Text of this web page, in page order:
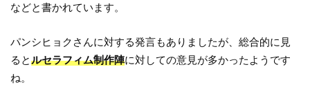
などと書かれています。
パンシヒョクさんに対する発言もありましたが、総合的に見
るとルセラフィム制作陣に対しての意見が多かったようです
ね。